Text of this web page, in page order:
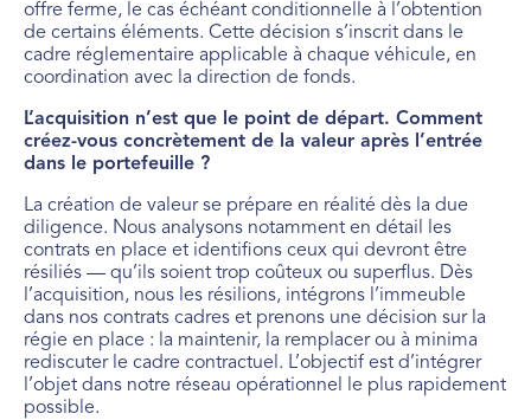
offre ferme, le cas échéant conditionnelle à l’obtention
de certains éléments. Cette décision s’inscrit dans le
cadre réglementaire applicable à chaque véhicule, en
coordination avec la direction de fonds.
L’acquisition n’est que le point de départ. Comment
créez-vous concrètement de la valeur après l’entrée
dans le portefeuille ?
La création de valeur se prépare en réalité dès la due
diligence. Nous analysons notamment en détail les
contrats en place et identifions ceux qui devront être
résiliés — qu’ils soient trop coûteux ou superflus. Dès
l’acquisition, nous les résilions, intégrons l’immeuble
dans nos contrats cadres et prenons une décision sur la
régie en place : la maintenir, la remplacer ou à minima
rediscuter le cadre contractuel. L’objectif est d’intégrer
l’objet dans notre réseau opérationnel le plus rapidement
possible.